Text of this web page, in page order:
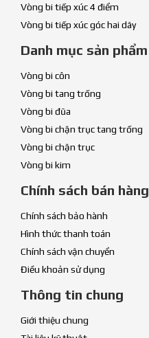
Vòng bi tiếp xúc 4 điểm
Vòng bi tiếp xúc góc hai dãy
Danh mục sản phẩm
Vòng bi côn
Vòng bi tang trống
Vòng bi đũa
Vòng bi chặn trục tang trống
Vòng bi chặn trục
Vòng bi kim
Chính sách bán hàng
Chính sách bảo hành
Hình thức thanh toán
Chính sách vận chuyển
Điều khoản sử dụng
Thông tin chung
Giới thiệu chung